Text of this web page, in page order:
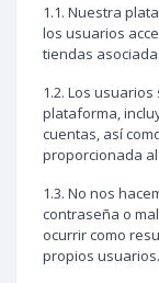
1.1. Nuestra
los usuarios
tiendas
1.2. Los
plataforma,
cuentas, así
proporcionada
1.3. No nos
contraseña o
ocurrir como
propios usuarios.